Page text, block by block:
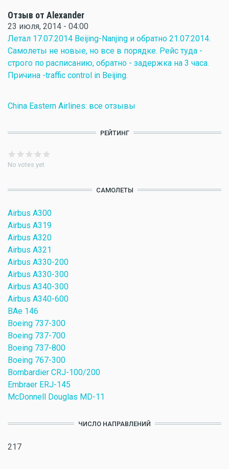
Отзыв от Alexander
23 июля, 2014 - 04:00
Летал 17.07.2014 Beijing-Nanjing и обратно 21.07.2014.
Самолеты не новые, но все в порядке. Рейс туда -
строго по расписанию, обратно - задержка на 3 часа.
Причина -traffic control in Beijing.
China Eastern Airlines: все отзывы
РЕЙТИНГ
No votes yet
САМОЛЕТЫ
Airbus A300
Airbus A319
Airbus A320
Airbus A321
Airbus A330-200
Airbus A330-300
Airbus A340-300
Airbus A340-600
BAe 146
Boeing 737-300
Boeing 737-700
Boeing 737-800
Boeing 767-300
Bombardier CRJ-100/200
Embraer ERJ-145
McDonnell Douglas MD-11
ЧИСЛО НАПРАВЛЕНИЙ
217